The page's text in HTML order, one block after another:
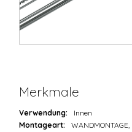
Merkmale
Verwendung:
Innen
Montageart:
WANDMONTAGE,